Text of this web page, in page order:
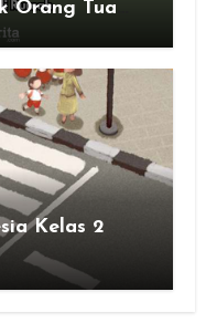
Orang Tua
Kelas 2